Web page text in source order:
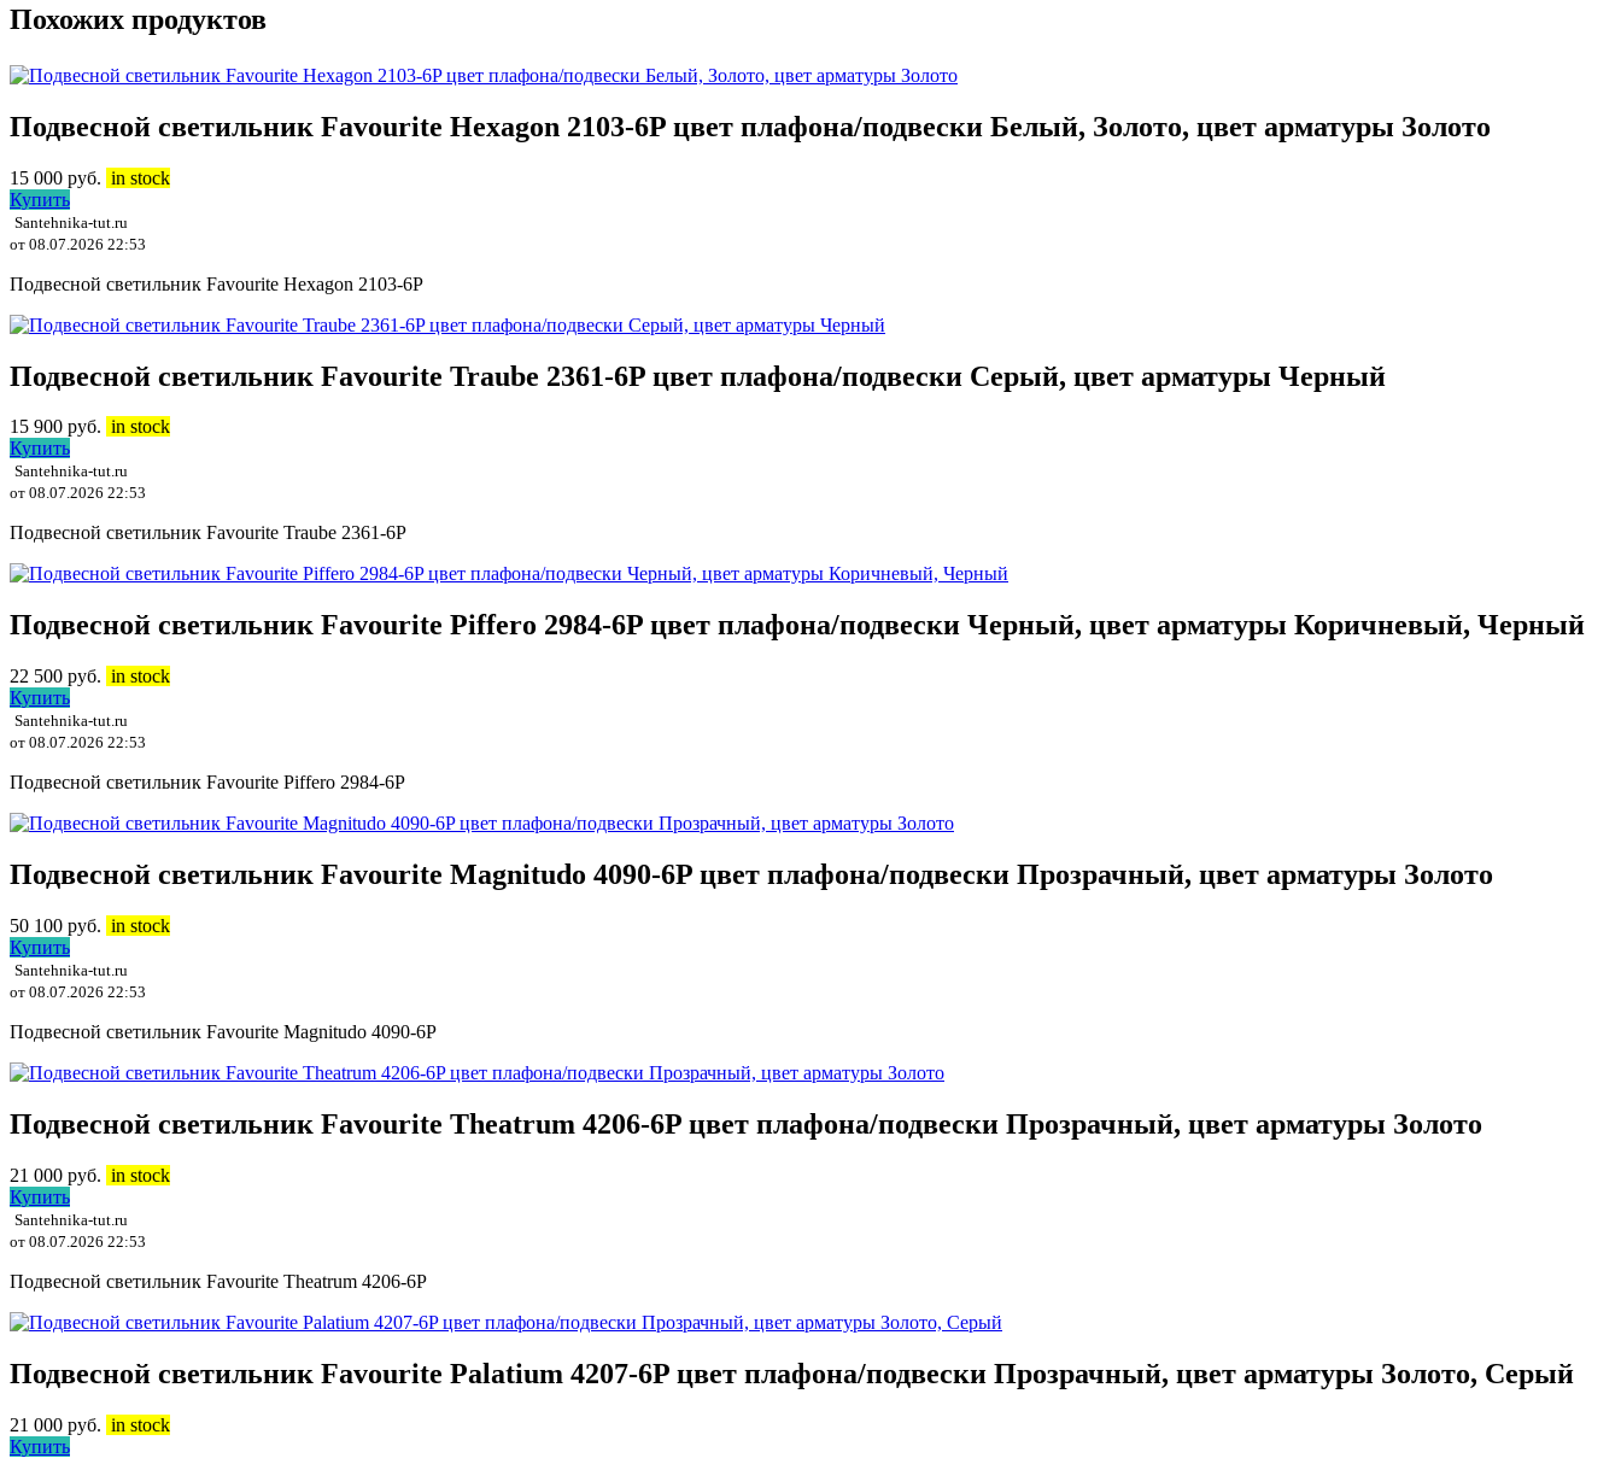
Похожих продуктов
Подвесной светильник Favourite Hexagon 2103-6P цвет плафона/подвески Белый, Золото, цвет арматуры Золото
15 000 руб. in stock
Купить
Santehnika-tut.ru
от 08.07.2026 22:53
Подвесной светильник Favourite Hexagon 2103-6P
Подвесной светильник Favourite Traube 2361-6P цвет плафона/подвески Серый, цвет арматуры Черный
15 900 руб. in stock
Купить
Santehnika-tut.ru
от 08.07.2026 22:53
Подвесной светильник Favourite Traube 2361-6P
Подвесной светильник Favourite Piffero 2984-6P цвет плафона/подвески Черный, цвет арматуры Коричневый, Черный
22 500 руб. in stock
Купить
Santehnika-tut.ru
от 08.07.2026 22:53
Подвесной светильник Favourite Piffero 2984-6P
Подвесной светильник Favourite Magnitudo 4090-6P цвет плафона/подвески Прозрачный, цвет арматуры Золото
50 100 руб. in stock
Купить
Santehnika-tut.ru
от 08.07.2026 22:53
Подвесной светильник Favourite Magnitudo 4090-6P
Подвесной светильник Favourite Theatrum 4206-6P цвет плафона/подвески Прозрачный, цвет арматуры Золото
21 000 руб. in stock
Купить
Santehnika-tut.ru
от 08.07.2026 22:53
Подвесной светильник Favourite Theatrum 4206-6P
Подвесной светильник Favourite Palatium 4207-6P цвет плафона/подвески Прозрачный, цвет арматуры Золото, Серый
21 000 руб. in stock
Купить